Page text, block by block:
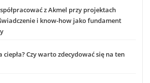
z Akmel przy projektach
i know-how jako fundament
ciepła? Czy warto zdecydować się na ten